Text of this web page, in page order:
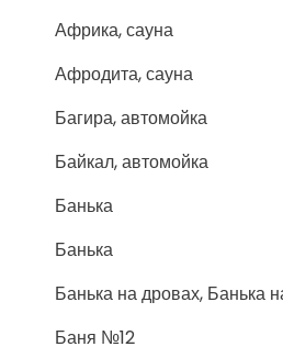
Африка, сауна
Афродита, сауна
Багира, автомойка
Байкал, автомойка
Банька
Банька
Банька на дровах, Банька
Баня №12